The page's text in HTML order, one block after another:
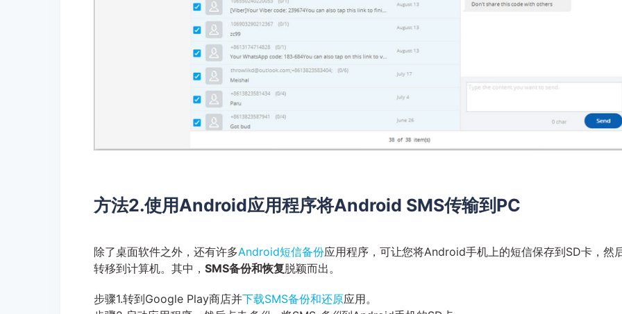
方法2.使用Android应用程序将Android SMS传输到PC
除了桌面软件之外，还有许多Android短信备份应用程序，可让您将Android手机上的短信保存到SD卡，然
转移到计算机。其中， SMS备份和恢复脱颖而出。
步骤1.转到Google Play商店并下载SMS备份和还原应用。